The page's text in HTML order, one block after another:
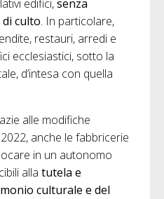
edifici,senza
culto. In particolare,
restauri, arredi e
ecclesiastici, sotto la
d’intesa con quella
alle modifiche
anche le fabbricerie
in un autonomo
alla tutela e
culturale e del